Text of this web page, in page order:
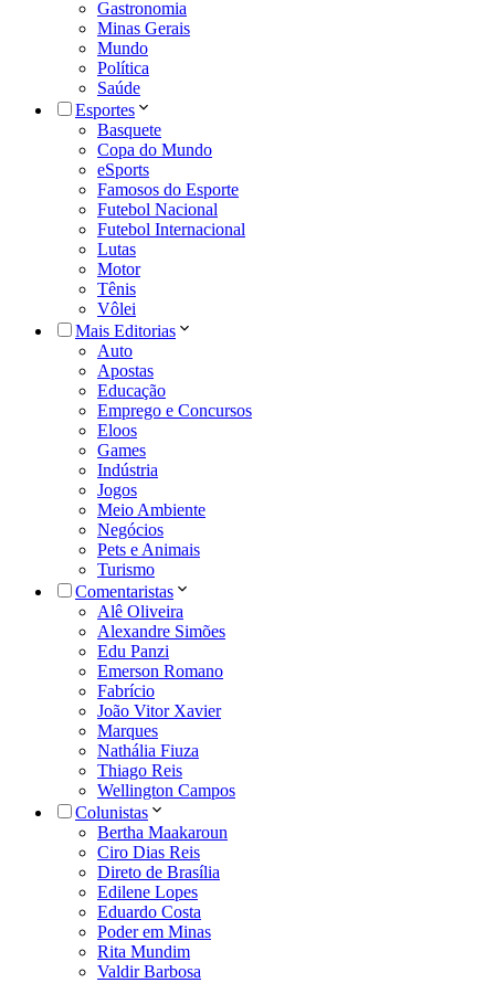
Gastronomia
Minas Gerais
Mundo
Política
Saúde
Esportes
Basquete
Copa do Mundo
eSports
Famosos do Esporte
Futebol Nacional
Futebol Internacional
Lutas
Motor
Tênis
Vôlei
Mais Editorias
Auto
Apostas
Educação
Emprego e Concursos
Eloos
Games
Indústria
Jogos
Meio Ambiente
Negócios
Pets e Animais
Turismo
Comentaristas
Alê Oliveira
Alexandre Simões
Edu Panzi
Emerson Romano
Fabrício
João Vitor Xavier
Marques
Nathália Fiuza
Thiago Reis
Wellington Campos
Colunistas
Bertha Maakaroun
Ciro Dias Reis
Direto de Brasília
Edilene Lopes
Eduardo Costa
Poder em Minas
Rita Mundim
Valdir Barbosa